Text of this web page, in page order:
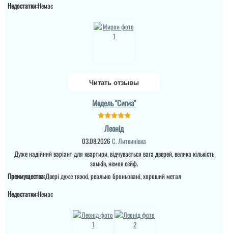
клієнтоорієнтовністю,і
ВИЩОМУ РІВНІ ! Бажаю
одне зі склопакетом цієї
Недостатки:Немає
Читать отзывы
Модель "Сигма"
Леонід
03.08.2026 С. Литвинівка
Дуже надійний варіант для квартири, відчувається вага дверей, велика кількість
замків, немов сейф.
Преимущества:Двері дуже тяжкі, реально броньовані, хороший метал
Недостатки:Немає